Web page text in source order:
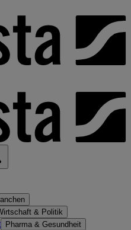
& Politik
Pharma & Gesundheit